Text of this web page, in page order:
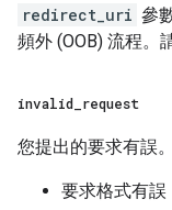
redirect_uri 參
頻外 (OOB) 流程。
invalid request
您提出的要求有誤
要求格式有誤